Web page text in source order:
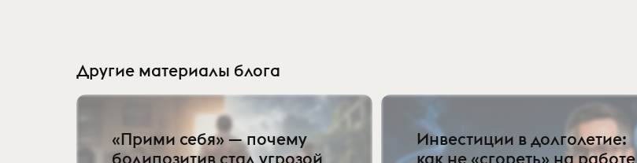
Другие материалы блога
«Прими себя» — почему
Инвестиции в долголетие: